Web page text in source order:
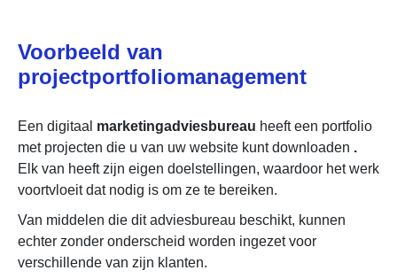
Voorbeeld van
projectportfoliomanagement
Een digitaal marketingadviesbureau heeft een portfolio
met projecten die u van uw website kunt downloaden .
Elk van heeft zijn eigen doelstellingen, waardoor het werk
voortvloeit dat nodig is om ze te bereiken.
Van middelen die dit adviesbureau beschikt, kunnen
echter zonder onderscheid worden ingezet voor
verschillende van zijn klanten.